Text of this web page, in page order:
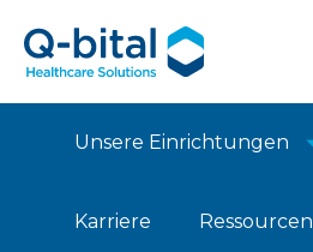
Unsere Einrichtungen
Karriere Ressourcen